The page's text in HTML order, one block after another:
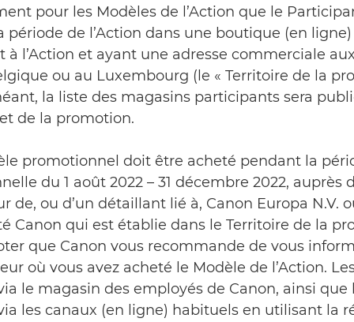
pour les Modèles de l’Action que le
période de l’Action dans une boutique (en ligne)
à l’Action et ayant une adresse commerciale
ou au Luxembourg (le « Territoire de la
la liste des magasins participants sera
de la promotion.
promotionnel doit être acheté pendant la
du 1 août 2022 – 31 décembre 2022, auprès
de, ou d’un détaillant lié à, Canon Europa N.V.
Canon qui est établie dans le Territoire de la
que Canon vous recommande de vous
où vous avez acheté le Modèle de l’Action.
le magasin des employés de Canon, ainsi que
les canaux (en ligne) habituels en utilisant la